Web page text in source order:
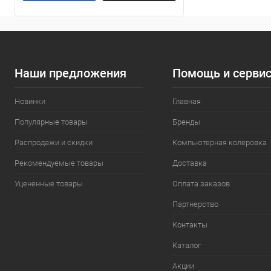
Наши предложения
Новинки
Популярные товары
Распродажи и скидки
Рекомендуемые товары
Уцененные товары
Помощь и
Главная
Бренды
Компьютерная колеровка
Доставка
Оплата заказов
Партнерство
Контакты
Каталог
Акции